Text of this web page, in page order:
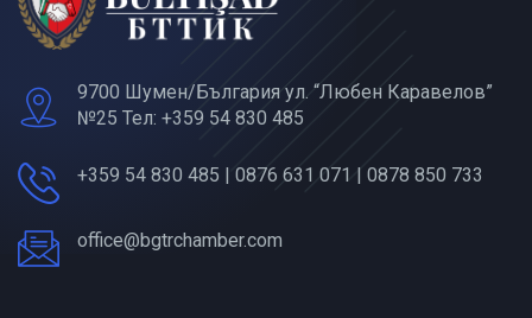
9700 Шумен/България ул. “Любен Каравелов”
№25 Тел: +359 54 830 485
+359 54 830 485 | 0876 631 071 | 0878 850 733
office@bgtrchamber.com